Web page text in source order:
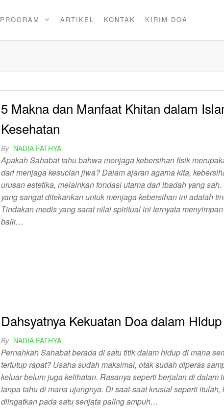
PROGRAM ARTIKEL KONTAK KIRIM DOA
5 Makna dan Manfaat Khitan dalam
Kesehatan
By NADIA FATHYA
Apakah Sahabat tahu bahwa menjaga kebersihan fisik
dari menjaga kesucian jiwa? Dalam ajaran agama kita,
urusan estetika, melainkan fondasi utama dari ibadah yang
yang sangat ditekankan untuk menjaga kebersihan ini adalah
Tindakan medis yang sarat nilai spiritual ini ternyata
baik…
Dahsyatnya Kekuatan Doa dalam
By NADIA FATHYA
Pernahkah Sahabat berada di satu titik dalam hidup di mana
tertutup rapat? Usaha sudah maksimal, otak sudah diperas
keluar belum juga kelihatan. Rasanya seperti berjalan di dalam
tanpa tahu di mana ujungnya. Di saat-saat krusial seperti itulah,
diingatkan pada satu senjata paling ampuh…